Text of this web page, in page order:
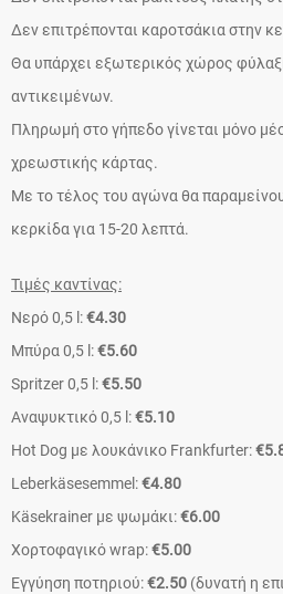
Δεν επιτρέπονται καροτσάκια στην
Θα υπάρχει εξωτερικός χώρος
αντικειμένων.
Πληρωμή στο γήπεδο γίνεται μόνο
χρεωστικής κάρτας.
Με το τέλος του αγώνα θα
κερκίδα για 15-20 λεπτά.
Τιμές καντίνας:
Νερό 0,5 l:€4.30
Μπύρα 0,5 l:€5.60
Spritzer 0,5 l:€5.50
Αναψυκτικό 0,5 l:€5.10
Hot Dog με λουκάνικο Frankfurter:
Leberkäsesemmel:€4.80
Käsekrainer με ψωμάκι:€6.00
Χορτοφαγικό wrap:€5.00
Εγγύηση ποτηριού:€2.50 (δυνατή η